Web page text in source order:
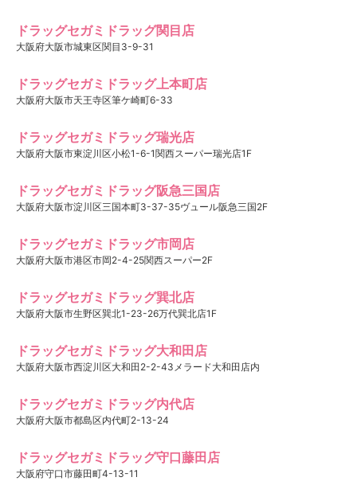
ドラッグセガミドラッグ関目店
大阪府大阪市城東区関目3-9-31
ドラッグセガミドラッグ上本町店
大阪府大阪市天王寺区筆ケ崎町6-33
ドラッグセガミドラッグ瑞光店
大阪府大阪市東淀川区小松1-6-1関西スーパー瑞光店1F
ドラッグセガミドラッグ阪急三国店
大阪府大阪市淀川区三国本町3-37-35ヴュール阪急三国2F
ドラッグセガミドラッグ市岡店
大阪府大阪市港区市岡2-4-25関西スーパー2F
ドラッグセガミドラッグ巽北店
大阪府大阪市生野区巽北1-23-26万代巽北店1F
ドラッグセガミドラッグ大和田店
大阪府大阪市西淀川区大和田2-2-43メラード大和田店内
ドラッグセガミドラッグ内代店
大阪府大阪市都島区内代町2-13-24
ドラッグセガミドラッグ守口藤田店
大阪府守口市藤田町4-13-11